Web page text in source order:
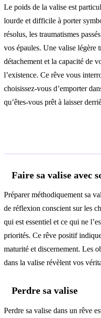
Le poids de la valise est
lourde et difficile à porter
résolus, les traumatismes
vos épaules. Une valise légère
détachement et la capacité de
l’existence. Ce rêve vous
choisissez-vous d’emporter
qu’êtes-vous prêt à laisser
Faire sa valise avec
Préparer méthodiquement sa
de réflexion conscient sur les
qui est essentiel et ce qui ne
priorités. Ce rêve positif
maturité et discernement. Les
dans la valise révèlent vos
Perdre sa valise
Perdre sa valise dans un rêve